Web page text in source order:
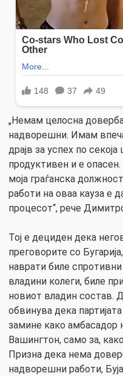
„Немам целосна
надворешни. Имам
драјв за успех по
продуктивен и е
моја граѓанска
работи на оваа кауза е
процесот“, рече
Тој е дециден дека
преговорите со
наврати биле
владини колеги, биле
новиот владин состав.
обвинува дека
замине како амбасадор
Вашингтон, само за,
Призна дека нема
надворешни работи,